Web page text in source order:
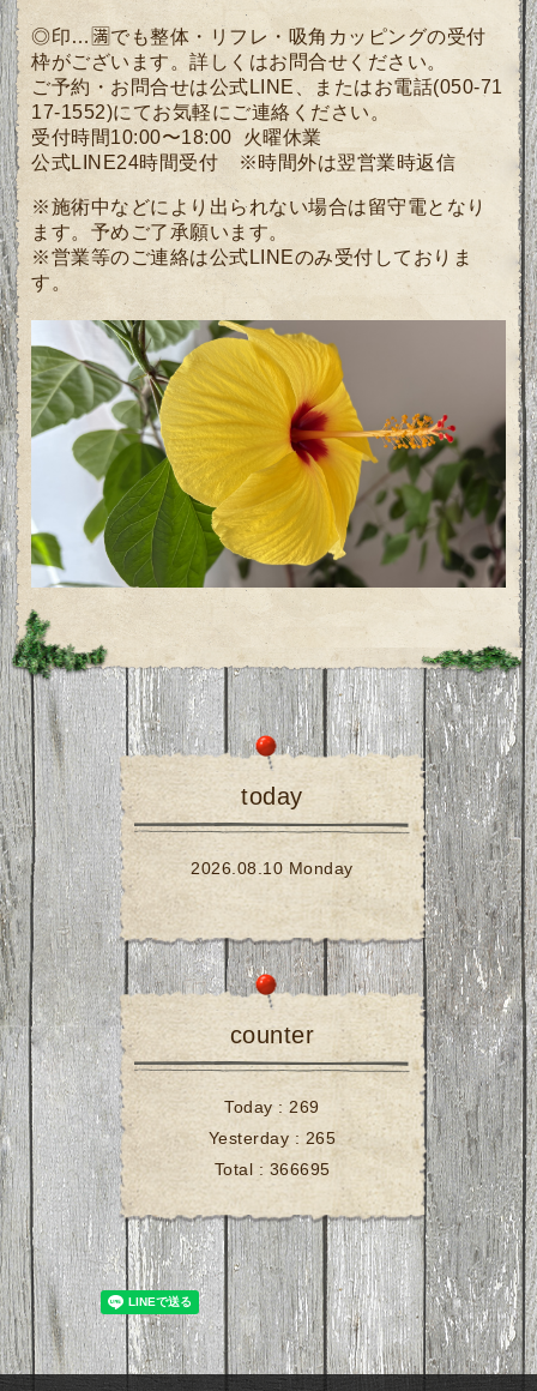
◎印…🈵でも整体・リフレ・吸角カッピングの受付
枠がございます。詳しくはお問合せください。
ご予約・お問合せは公式LINE、またはお電話(050-71
17-1552)にてお気軽にご連絡ください。
受付時間10:00〜18:00 火曜休業
公式LINE24時間受付 ※時間外は翌営業時返信
※施術中などにより出られない場合は留守電となり
ます。予めご了承願います。
※営業等のご連絡は公式LINEのみ受付しておりま
す。
today
2026.08.10 Monday
counter
Today : 269
Yesterday : 265
Total : 366695